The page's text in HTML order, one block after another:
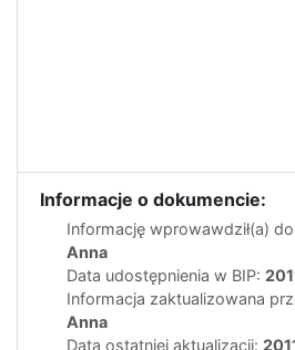
Informacje o dokumencie:
Informację wprowawdził(a) do
Anna
Data udostępnienia w BIP:
Informacja zaktualizowana
Anna
Data ostatniej aktualizacji: